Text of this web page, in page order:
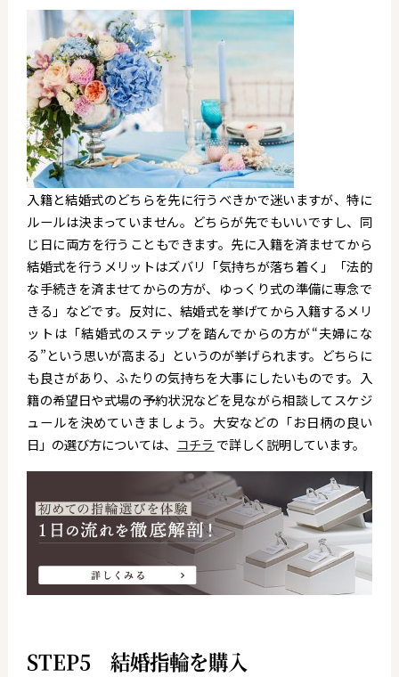
入籍と結婚式のどちらを先に行うべきかで迷いますが、特に
ルールは決まっていません。どちらが先でもいいですし、同
じ日に両方を行うこともできます。先に入籍を済ませてから
結婚式を行うメリットはズバリ「気持ちが落ち着く」「法的
な手続きを済ませてからの方が、ゆっくり式の準備に専念で
きる」などです。反対に、結婚式を挙げてから入籍するメリ
ットは「結婚式のステップを踏んでからの方が“夫婦にな
る”という思いが高まる」というのが挙げられます。どちらに
も良さがあり、ふたりの気持ちを大事にしたいものです。入
籍の希望日や式場の予約状況などを見ながら相談してスケジ
ュールを決めていきましょう。大安などの「お日柄の良い
日」の選び方については、 コチラ で詳しく説明しています。
STEP5 結婚指輪を購入